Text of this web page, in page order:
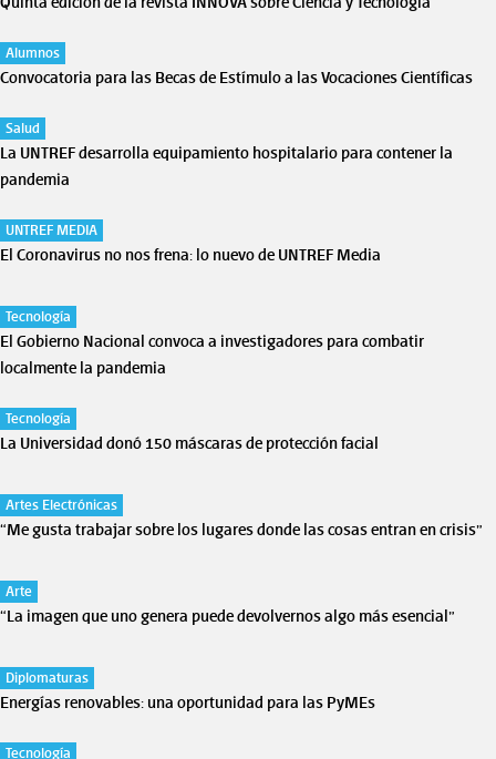
Alumnos
Convocatoria para las Becas de Estímulo a las Vocaciones Científicas
Salud
La UNTREF desarrolla equipamiento hospitalario para contener la
pandemia
UNTREF MEDIA
El Coronavirus no nos frena: lo nuevo de UNTREF Media
Tecnología
El Gobierno Nacional convoca a investigadores para combatir
localmente la pandemia
Tecnología
La Universidad donó 150 máscaras de protección facial
Artes Electrónicas
“Me gusta trabajar sobre los lugares donde las cosas entran en crisis”
Arte
“La imagen que uno genera puede devolvernos algo más esencial”
Diplomaturas
Energías renovables: una oportunidad para las PyMEs
Tecnología